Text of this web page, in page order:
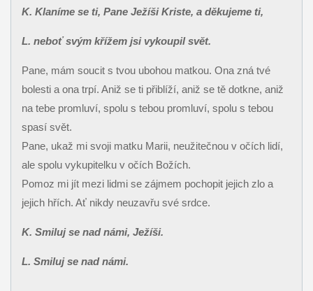
K. Klaníme se ti, Pane Ježíši Kriste, a děkujeme ti,
L. neboť svým křížem jsi vykoupil svět.
Pane, mám soucit s tvou ubohou matkou. Ona zná tvé
bolesti a ona trpí. Aniž se ti přiblíží, aniž se tě dotkne, aniž
na tebe promluví, spolu s tebou promluví, spolu s tebou
spasí svět.
Pane, ukaž mi svoji matku Marii, neužitečnou v očích lidí,
ale spolu vykupitelku v očích Božích.
Pomoz mi jít mezi lidmi se zájmem pochopit jejich zlo a
jejich hřích. Ať nikdy neuzavřu své srdce.
K. Smiluj se nad námi, Ježíši.
L. Smiluj se nad námi.